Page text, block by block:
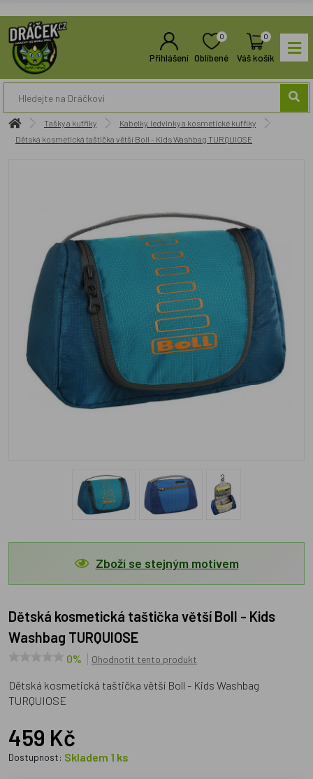
Přihlášení
0
Oblíbené
0
Váš košík
Tašky a kufříky
Kabelky, ledvinky a kosmetické kufříky
Dětská kosmetická taštička větší Boll - Kids Washbag TURQUIOSE
Zboží se stejným motivem
Dětská kosmetická taštička větší Boll - Kids
Washbag TURQUIOSE
0% Ohodnotit tento produkt
Dětská kosmetická taštička větší Boll - Kids Washbag
TURQUIOSE
459 Kč
Dostupnost: Skladem 1 ks